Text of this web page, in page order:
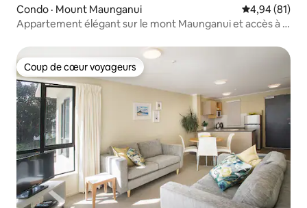
Condo · Mount Maunganui Note
4,94 (81)
Appartement élégant sur le mont Maunganui et accès à la
Coup de cœur voyageurs
Coup de cœur voyageurs